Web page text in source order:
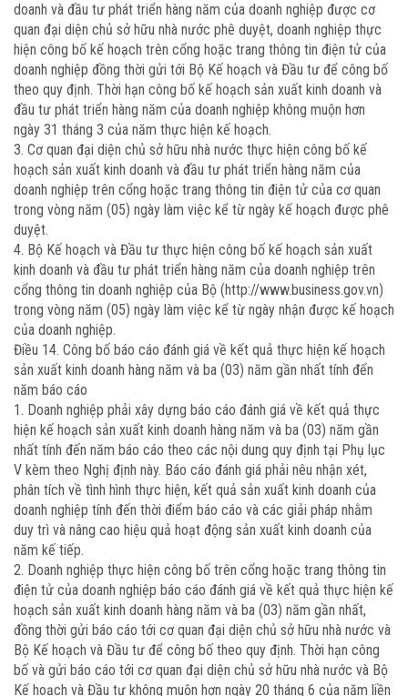
doanh và đầu tư phát triển hàng năm của doanh nghiệp được cơ
quan đại diện chủ sở hữu nhà nước phê duyệt, doanh nghiệp thực
hiện công bố kế hoạch trên cổng hoặc trang thông tin điện tử của
doanh nghiệp đồng thời gửi tới Bộ Kế hoạch và Đầu tư để công bố
theo quy định. Thời hạn công bố kế hoạch sản xuất kinh doanh và
đầu tư phát triển hàng năm của doanh nghiệp không muộn hơn
ngày 31 tháng 3 của năm thực hiện kế hoạch.
3. Cơ quan đại diện chủ sở hữu nhà nước thực hiện công bố kế
hoạch sản xuất kinh doanh và đầu tư phát triển hàng năm của
doanh nghiệp trên cổng hoặc trang thông tin điện tử của cơ quan
trong vòng năm (05) ngày làm việc kể từ ngày kế hoạch được phê
duyệt.
4. Bộ Kế hoạch và Đầu tư thực hiện công bố kế hoạch sản xuất
kinh doanh và đầu tư phát triển hàng năm của doanh nghiệp trên
cổng thông tin doanh nghiệp của Bộ (http://www.business.gov.vn)
trong vòng năm (05) ngày làm việc kể từ ngày nhận được kế hoạch
của doanh nghiệp.
Điều 14. Công bố báo cáo đánh giá về kết quả thực hiện kế hoạch
sản xuất kinh doanh hàng năm và ba (03) năm gần nhất tính đến
năm báo cáo
1. Doanh nghiệp phải xây dựng báo cáo đánh giá về kết quả thực
hiện kế hoạch sản xuất kinh doanh hàng năm và ba (03) năm gần
nhất tính đến năm báo cáo theo các nội dung quy định tại Phụ lục
V kèm theo Nghị định này. Báo cáo đánh giá phải nêu nhận xét,
phân tích về tình hình thực hiện, kết quả sản xuất kinh doanh của
doanh nghiệp tính đến thời điểm báo cáo và các giải pháp nhằm
duy trì và nâng cao hiệu quả hoạt động sản xuất kinh doanh của
năm kế tiếp.
2. Doanh nghiệp thực hiện công bố trên cổng hoặc trang thông tin
điện tử của doanh nghiệp báo cáo đánh giá về kết quả thực hiện kế
hoạch sản xuất kinh doanh hàng năm và ba (03) năm gần nhất,
đồng thời gửi báo cáo tới cơ quan đại diện chủ sở hữu nhà nước và
Bộ Kế hoạch và Đầu tư để công bố theo quy định. Thời hạn công
bố và gửi báo cáo tới cơ quan đại diện chủ sở hữu nhà nước và Bộ
Kế hoạch và Đầu tư không muộn hơn ngày 20 tháng 6 của năm liền